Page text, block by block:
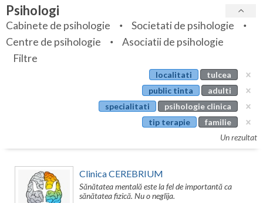
Bihor
Bistrita-Nasaud
Botosani
Calarasi
Specialitati
Servicii
Articole
Psihologi
Cabinete de psihologie
Societati de psihologie
Centre de psihologie
Asociatii de psihologie
Filtre
localitati
tulcea
public tinta
adulti
specialitati
psihologie clinica
tip terapie
familie
Un rezultat
Clinica CEREBRIUM
Sănătatea mentală este la fel de importantă ca
sănătatea fizică. Nu o neglija.